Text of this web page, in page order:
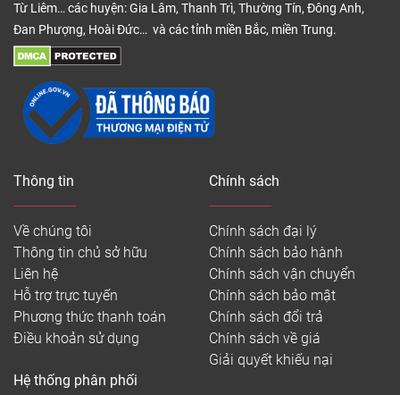
Từ Liêm… các huyện: Gia Lâm, Thanh Trì, Thường Tín, Đông Anh,
Đan Phượng, Hoài Đức… và các tỉnh miền Bắc, miền Trung.
Thông tin
Về chúng tôi
Thông tin chủ sở hữu
Liên hệ
Hỗ trợ trực tuyến
Phương thức thanh toán
Điều khoản sử dụng
Chính sách
Chính sách đại lý
Chính sách bảo hành
Chính sách vận chuyển
Chính sách bảo mật
Chính sách đổi trả
Chính sách về giá
Giải quyết khiếu nại
Hệ thống phân phối